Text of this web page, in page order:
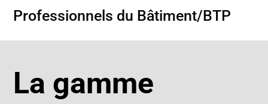
Professionnels du Bâtiment/BTP
La gamme